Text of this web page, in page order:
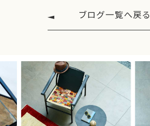
ブログ一覧へ戻る